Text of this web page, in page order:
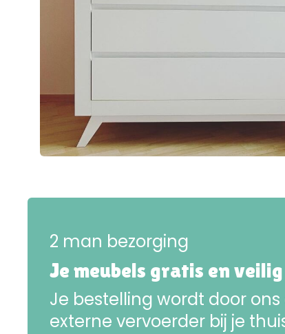
2 man bezorging
Je meubels gratis en
Je bestelling wordt door
externe vervoerder bij je